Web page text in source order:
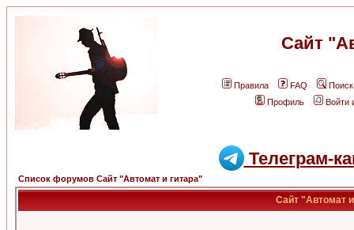
Сайт
Правила FAQ
Поиск
Профиль
Войти
Телеграм-
Список форумов Сайт "Автомат и гитара"
Сайт "Автомат и